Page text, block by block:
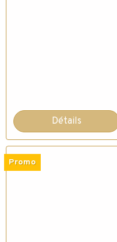
Détails
Promo